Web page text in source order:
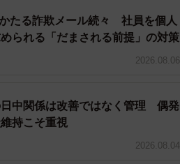
いました。
な判断
たる詐欺メール続々 社員を個人
られる「だまされる前提」の対策
2026.08.06
中関係は改善ではなく管理 偶発
持こそ重視
2026.08.04